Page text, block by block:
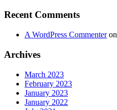
Recent Comments
A WordPress Commenteron
Archives
March 2023
February 2023
January 2023
January 2022